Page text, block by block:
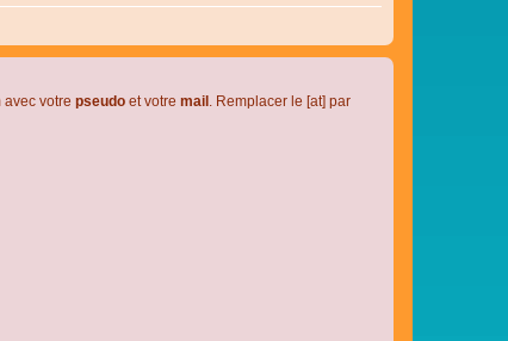
votre pseudo et votre mail . Remplacer le [at] par